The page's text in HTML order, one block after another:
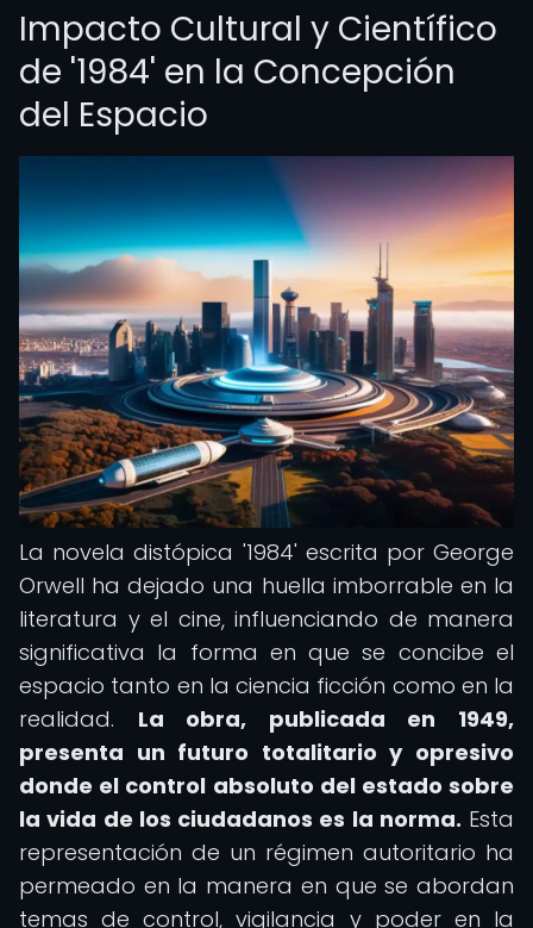
Impacto Cultural y Científico
de '1984' en la Concepción
del Espacio
La novela distópica '1984' escrita por George
Orwell ha dejado una huella imborrable en la
literatura y el cine, influenciando de manera
significativa la forma en que se concibe el
espacio tanto en la ciencia ficción como en la
realidad. La obra, publicada en 1949,
presenta un futuro totalitario y opresivo
donde el control absoluto del estado sobre
la vida de los ciudadanos es la norma. Esta
representación de un régimen autoritario ha
permeado en la manera en que se abordan
temas de control, vigilancia y poder en la